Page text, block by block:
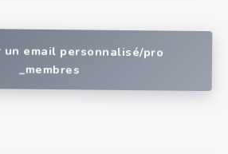
un email personnalisé/pro
_membres